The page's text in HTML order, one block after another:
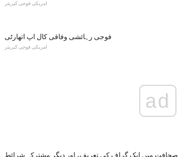
امریکی فوجی کیریئر
فوجی رہائشی وفاقی کال اپ اتھارٹی
امریکی فوجی کیریئر
ad
صحافت میں ایک گراف کی تعریف، اور دیگر مشترکہ شرائط